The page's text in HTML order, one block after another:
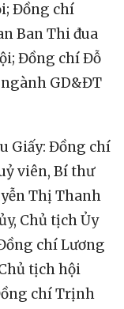
Đồng chí
Ban Thi đua
Đồng chí Đỗ
GD&ĐT
Giấy: Đồng chí
viên, Bí thư
Thị Thanh
Chủ tịch Ủy
chí Lương
tịch hội
chí Trịnh